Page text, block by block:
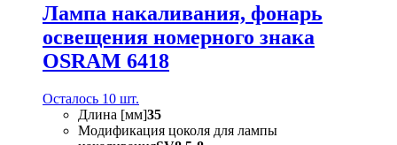
Лампа накаливания, фонарь
освещения номерного знака
OSRAM 6418
Осталось 10 шт.
Длина [мм]35
Модификация цоколя для лампы